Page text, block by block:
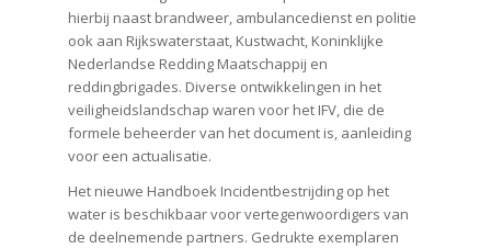
hierbij naast brandweer, ambulancedienst en politie
ook aan Rijkswaterstaat, Kustwacht, Koninklijke
Nederlandse Redding Maatschappij en
reddingbrigades. Diverse ontwikkelingen in het
veiligheidslandschap waren voor het IFV, die de
formele beheerder van het document is, aanleiding
voor een actualisatie.
Het nieuwe Handboek Incidentbestrijding op het
water is beschikbaar voor vertegenwoordigers van
de deelnemende partners. Gedrukte exemplaren